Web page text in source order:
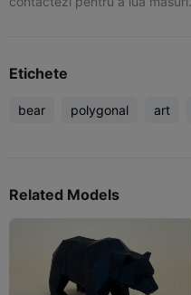
Etichete
bear polygonal art
Related Models